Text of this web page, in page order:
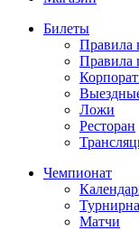
Билеты
Правила
Правила
Ложи
Ресторан
Чемпионат
Матчи